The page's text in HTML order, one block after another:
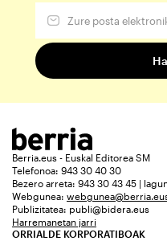
Berria.eus - Euskal Editorea SM
Telefonoa: 943 30 40 30
Bezero arreta: 943 30 43 45 |
Webgunea:
Publizitatea: publi@bidera.eus
Harremanetan jarri
ORRIALDE KORPORATIBOAK